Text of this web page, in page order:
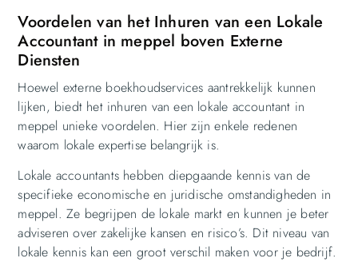
Voordelen van het Inhuren van een Lokale
Accountant in meppel boven Externe
Diensten
Hoewel externe boekhoudservices aantrekkelijk kunnen
lijken, biedt het inhuren van een lokale accountant in
meppel unieke voordelen. Hier zijn enkele redenen
waarom lokale expertise belangrijk is.
Lokale accountants hebben diepgaande kennis van de
specifieke economische en juridische omstandigheden in
meppel. Ze begrijpen de lokale markt en kunnen je beter
adviseren over zakelijke kansen en risico’s. Dit niveau van
lokale kennis kan een groot verschil maken voor je bedrijf.